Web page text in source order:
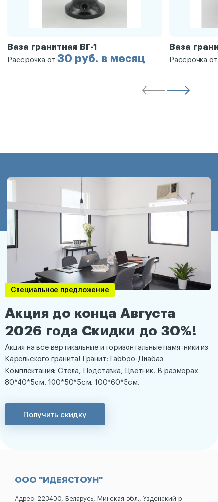
Ваза гранитная ВГ-1
Рассрочка от 30 руб. в месяц
Ваза
Рассрочка
Специальное предложение
Акция до конца Августа
2026 года Скидки до 30%!
Акция на все вертикальные и горизонтальные памятники из
Карельского гранита! Гранит: Габбро-Диабаз
Комплектация: Стела, Подставка, Цветник. В размерах
80*40*5см. 100*50*5см. 100*60*5см.
Получить скидку
ООО "ИДЕЯСТОУН"
Адрес: 223400, Беларусь, Минская обл., Узденский р-